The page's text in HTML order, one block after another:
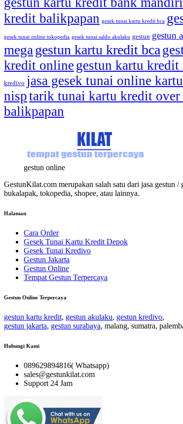
kredit balikpapan gesek tunai kartu kredit bca
gesek tunai online tokopedia gesek tunai saldo akulaku gestun gestun
mega gestun kartu kredit bca
kredit online gestun kartu kredit
kredivo jasa gesek tunai online
nisptarik tunai kartu kredit
balikpapan
gestun online
GestunKilat.com merupakan salah satu dari jasa
bukalapak, tokopedia, shopee, atau lainnya.
Halaman
Cara Order
Gesek Tunai Kartu Kredit Depok
Gesek Tunai Kredivo
Gestun Jakarta
Gestun Online
Tempat Gestun Terpercaya
Gestun Online Terpercaya
gestun kartu kredit, gestun akulaku, gestun kredivo,
gestun jakarta, gestun surabaya, malang, sumatra,
Hubungi Kami
089629894816( Whatsapp)
sales@gestunkilat.com
Support 24 Jam